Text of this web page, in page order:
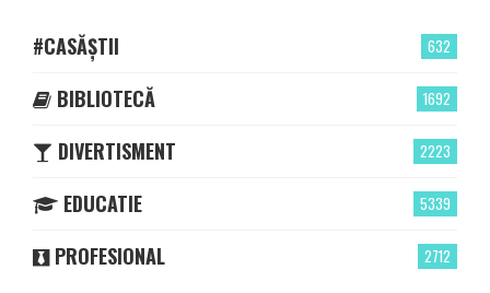
632
#CASĂȘTII
1692
BIBLIOTECĂ
2223
DIVERTISMENT
5339
EDUCATIE
2712
PROFESIONAL